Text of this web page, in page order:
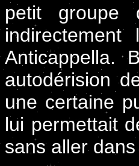
petit groupe
Anticappella.
autodérision
une certaine
lui permettait
sans aller